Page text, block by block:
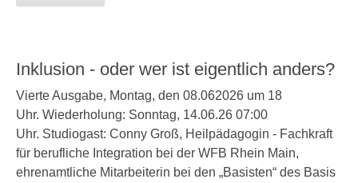
Inklusion - oder wer ist eigentlich anders?
Vierte Ausgabe, Montag, den 08.062026 um 18
Uhr. Wiederholung: Sonntag, 14.06.26 07:00
Uhr. Studiogast: Conny Groß, Heilpädagogin - Fachkraft
für berufliche Integration bei der WFB Rhein Main,
ehrenamtliche Mitarbeiterin bei den „Basisten“ des Basis